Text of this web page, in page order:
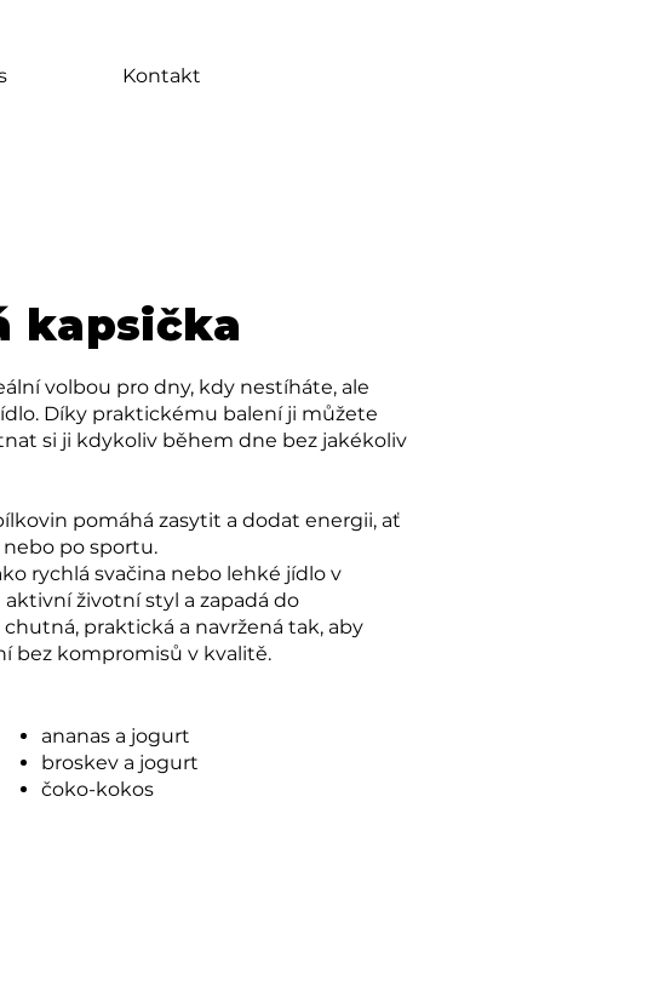
Kontakt
kapsička
volbou pro dny, kdy nestíháte, ale
Díky praktickému balení ji můžete
si ji kdykoliv během dne bez jakékoliv
pomáhá zasytit a dodat energii, ať
nebo po sportu.
rychlá svačina nebo lehké jídlo v
životní styl a zapadá do
praktická a navržená tak, aby
bez kompromisů v kvalitě.
ananas a jogurt
broskev a jogurt
čoko-kokos